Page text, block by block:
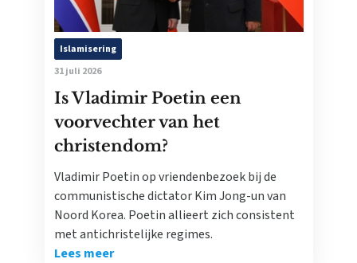
Islamisering
31 juli 2026
Is Vladimir Poetin een
voorvechter van het
christendom?
Vladimir Poetin op vriendenbezoek bij de
communistische dictator Kim Jong-un van
Noord Korea. Poetin allieert zich consistent
met antichristelijke regimes.
Lees meer